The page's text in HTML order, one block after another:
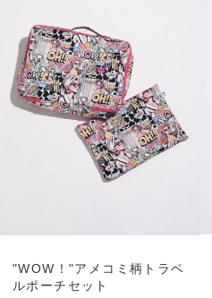
"WOW！"アメコミ柄トラベ
ルポーチセット